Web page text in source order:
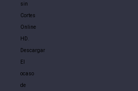
sin
Cortes
Online
HD.
Descargar
El
ocaso
de